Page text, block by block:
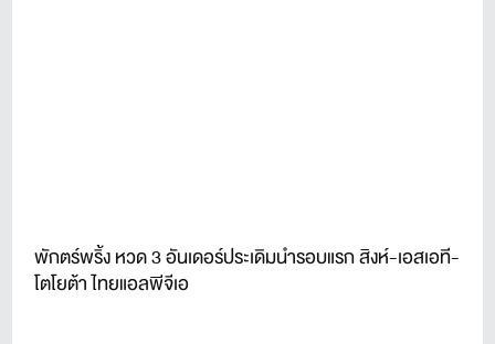
พักตร์พริ้ง หวด 3 อันเดอร์ประเดิมนำรอบแรก สิงห์-เอสเอที-
โตโยต้า ไทยแอลพีจีเอ